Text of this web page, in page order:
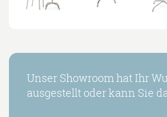
Unser Showroom hat Ihr
ausgestellt oder kann Sie